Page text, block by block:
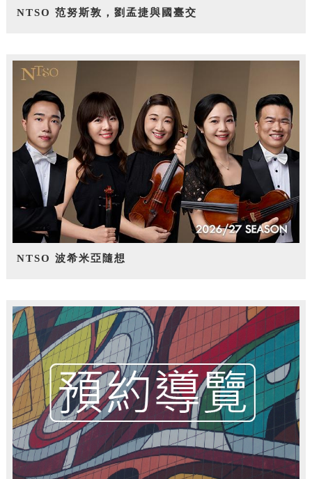
NTSO 范努斯敦，劉孟捷與國臺交
NTSO 波希米亞隨想